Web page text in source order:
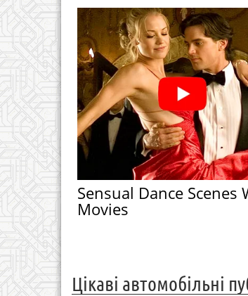
Sensual Dance Scenes
Movies
Цікаві автомобільні